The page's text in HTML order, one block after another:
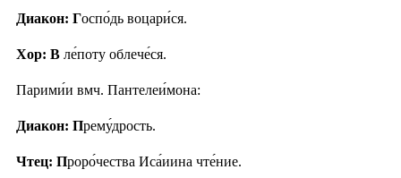
Диакон: Госпо́дь воцари́ся.
Хор: В ле́поту облече́ся.
Парими́и вмч. Пантелеи́мона:
Диакон: Прему́дрость.
Чтец: Проро́чества Иса́иина чте́ние.